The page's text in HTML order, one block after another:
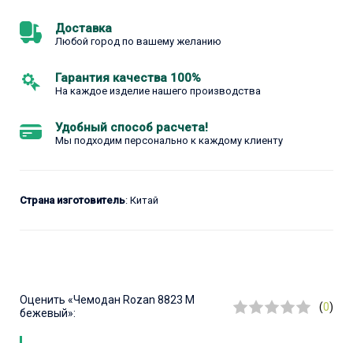
Доставка
Любой город по вашему желанию
Гарантия качества 100%
На каждое изделие нашего производства
Удобный способ расчета!
Мы подходим персонально к каждому клиенту
Страна изготовитель: Китай
Оценить «Чемодан Rozan 8823 M
бежевый»:
(0)